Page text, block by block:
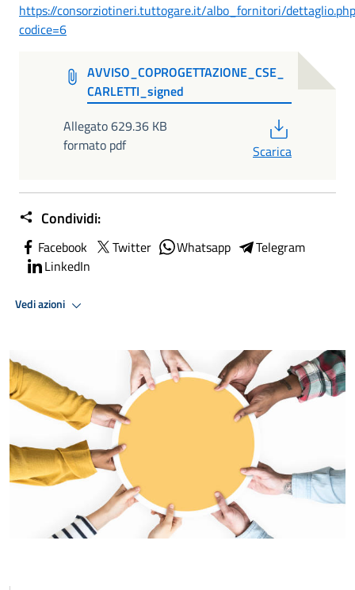
https://consorziotineri.tuttogare.it/albo_fornitori/
codice=6
AVVISO_COPROGETTAZIONE_CSE_
CARLETTI_signed
Allegato 629.36 KB
formato pdf
Scarica
Condividi:
Facebook Twitter Whatsapp
Telegram
LinkedIn
Vedi azioni